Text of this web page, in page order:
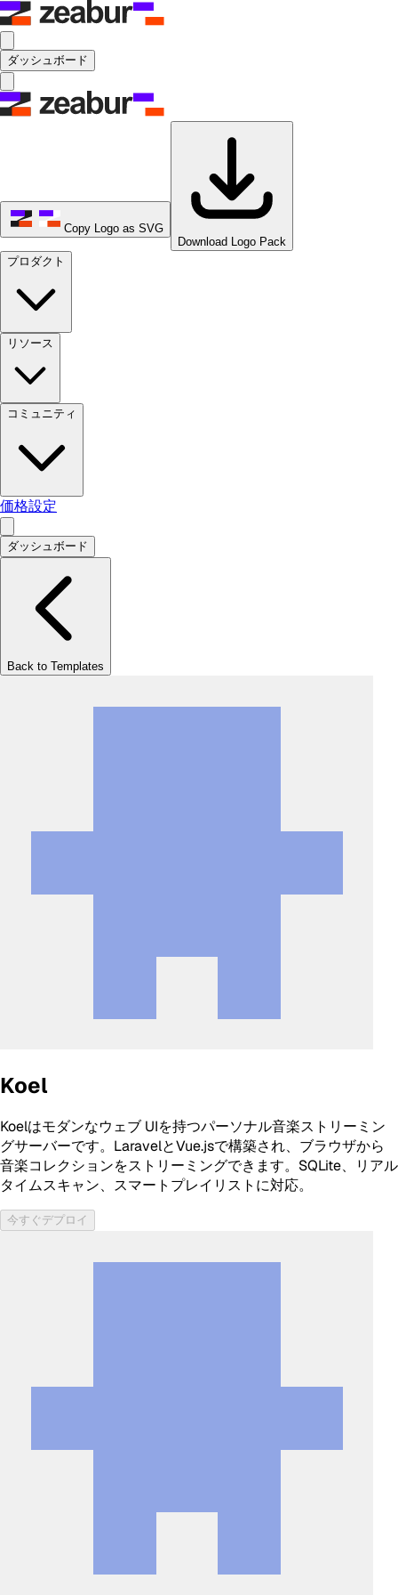
ダッシュボード
Copy Logo as SVG
Download Logo Pack
プロダクト
リソース
コミュニティ
価格設定
ダッシュボード
Back to Templates
Koel
Koelはモダンなウェブ UIを持つパーソナル音楽ストリーミン
グサーバーです。LaravelとVue.jsで構築され、ブラウザから
音楽コレクションをストリーミングできます。SQLite、リアル
タイムスキャン、スマートプレイリストに対応。
今すぐデプロイ